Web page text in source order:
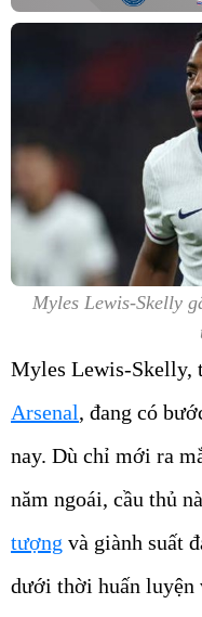
Myles Lewis-Skelly
Myles Lewis-Skelly,
Arsenal, đang có
nay. Dù chỉ mới ra
năm ngoái, cầu thủ
tượng và giành suất
dưới thời huấn luyện